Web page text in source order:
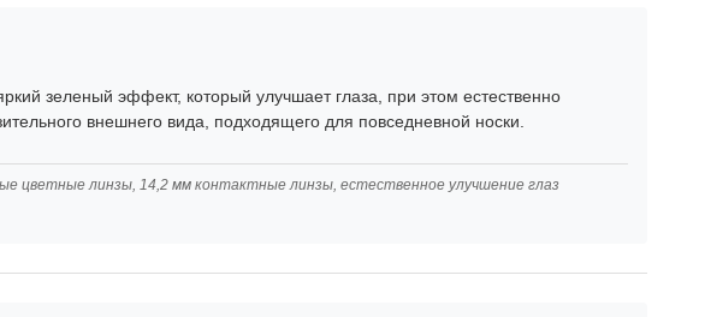
зеленый эффект, который улучшает глаза, при этом естественно
внешнего вида, подходящего для повседневной носки.
цветные линзы, 14,2 мм контактные линзы, естественное улучшение глаз